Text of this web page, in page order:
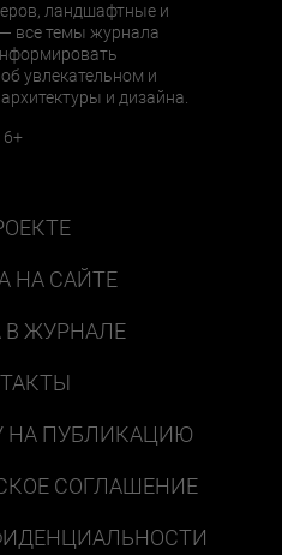
ландшафтные и
все темы журнала
увлекательном и
и дизайна.
НА САЙТЕ
В ЖУРНАЛЕ
НА ПУБЛИКАЦИЮ
СОГЛАШЕНИЕ